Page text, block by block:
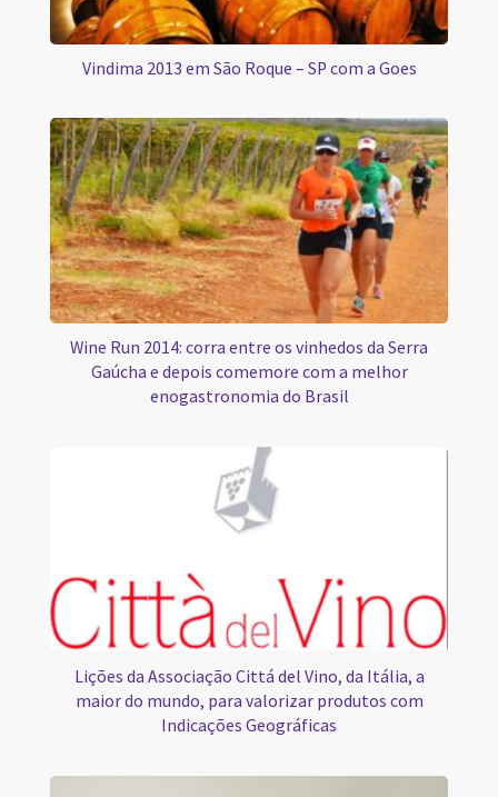
Vindima 2013 em São Roque – SP com a Goes
Wine Run 2014: corra entre os vinhedos da Serra
Gaúcha e depois comemore com a melhor
enogastronomia do Brasil
Lições da Associação Cittá del Vino, da Itália, a
maior do mundo, para valorizar produtos com
Indicações Geográficas